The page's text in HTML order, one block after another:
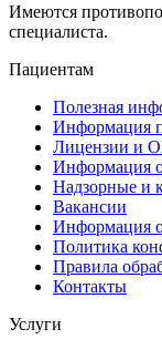
Имеются
специалиста.
Пациентам
Полезная
Информация
Лицензии и
Информация
Надзорные и
Вакансии
Информация
Политика
Правила
Контакты
Услуги